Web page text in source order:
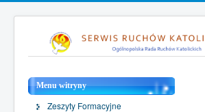
Menu witryny
Zeszyty Formacyjne